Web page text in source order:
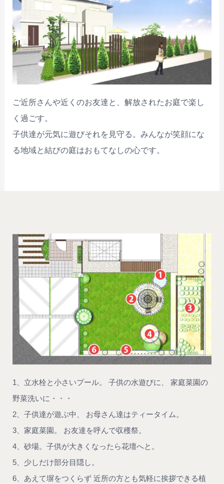
ご近所さんや近くのお友達と、解放されたお庭で楽し
く過ごす。
子供達が元気に遊びそれを見守る。みんなが笑顔にな
る地域と結びの庭はおもてなしの心です。
1、立水栓と小さいプール。 子供の水遊びに、 家庭菜園の
野菜洗いに・・・
2、子供達が遊ぶ中、 お母さん達はティータイム。
3、家庭菜園。 お友達を呼んで収穫祭。
4、砂場。子供が大きくなったら花壇へと。
5、少しだけ部分目隠し。
6、あえて塀をつくらず 近所の方とも気軽に挨拶できる植